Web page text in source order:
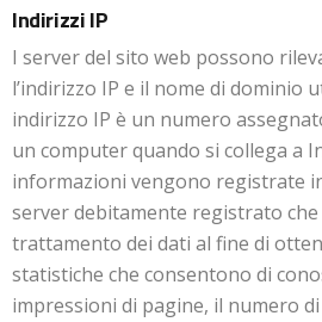
Indirizzi IP
I server del sito web possono
l’indirizzo IP e il nome di dominio
indirizzo IP è un numero
un computer quando si collega a
informazioni vengono registrate
server debitamente registrato che
trattamento dei dati al fine di
statistiche che consentono di
impressioni di pagine, il numero